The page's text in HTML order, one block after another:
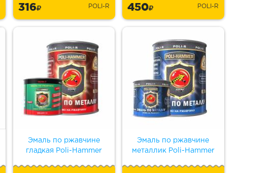
316 POLI-R 450 POLI-R
Эмаль по ржавчине
гладкая Poli-Hammer
Эмаль по ржавчине
металлик Poli-Hammer